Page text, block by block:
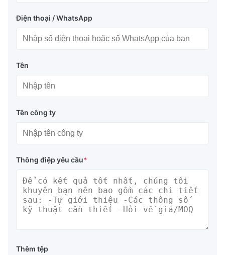
Điện thoại / WhatsApp
Tên
Tên công ty
Thông điệp yêu cầu*
Thêm tệp